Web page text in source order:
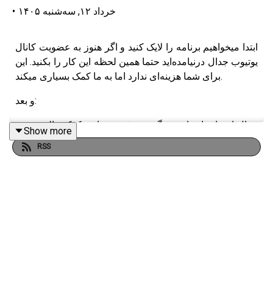
• ۱۴۰۵ خرداد ۱۲, سه‌شنبه
ابتدا میخواهیم برنامه را لایک کنید و اگر هنوز به عضویت کانال
یوتیوب جدال درنیامده‌اید حتما همین لحظه این کار را بکنید. این
برای شما هزینه‌ای ندارد اما به ما کمک بسیاری میکند.
و بعد:
جدال اصرار دارد از هیچ گروه و فرد و نهادی کمک مالی نپذیرد
و همینطور اصرار شدید دارد تا از هیچ کس تبلیغ نگیرد. حتی از
انتشارات و کتابفروشی‌ها و نهادهای فرهنگی. چرا که معتقدیم
Show more
RSS